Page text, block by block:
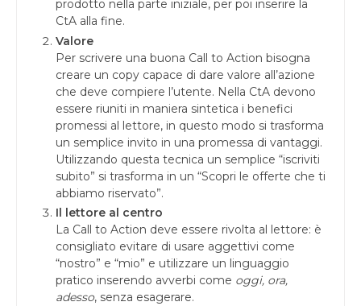
prodotto nella parte iniziale, per poi inserire la
CtA alla fine.
Valore
Per scrivere una buona Call to Action bisogna
creare un copy capace di dare valore all’azione
che deve compiere l’utente. Nella CtA devono
essere riuniti in maniera sintetica i benefici
promessi al lettore, in questo modo si trasforma
un semplice invito in una promessa di vantaggi.
Utilizzando questa tecnica un semplice “iscriviti
subito” si trasforma in un “Scopri le offerte che ti
abbiamo riservato”.
Il lettore al centro
La Call to Action deve essere rivolta al lettore: è
consigliato evitare di usare aggettivi come
“nostro” e “mio” e utilizzare un linguaggio
pratico inserendo avverbi come oggi, ora,
adesso, senza esagerare.